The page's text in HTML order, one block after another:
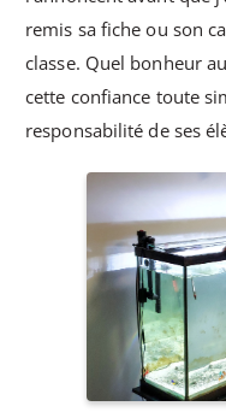
remis sa fiche ou son
classe. Quel bonheur
cette confiance toute
responsabilité de ses